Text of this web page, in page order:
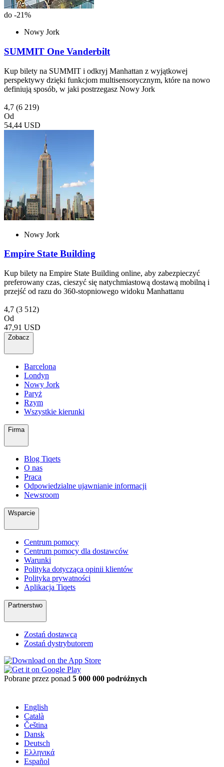
do -21%
Nowy Jork
SUMMIT One Vanderbilt
Kup bilety na SUMMIT i odkryj Manhattan z wyjątkowej
perspektywy dzięki funkcjom multisensorycznym, które na nowo
definiują sposób, w jaki postrzegasz Nowy Jork
4,7 (6 219)
Od
54,44 USD
Nowy Jork
Empire State Building
Kup bilety na Empire State Building online, aby zabezpieczyć
preferowany czas, cieszyć się natychmiastową dostawą mobilną i
przejść od razu do 360-stopniowego widoku Manhattanu
4,7 (3 512)
Od
47,91 USD
Zobacz
Barcelona
Londyn
Nowy Jork
Paryż
Rzym
Wszystkie kierunki
Firma
Blog Tiqets
O nas
Praca
Odpowiedzialne ujawnianie informacji
Newsroom
Wsparcie
Centrum pomocy
Centrum pomocy dla dostawców
Warunki
Polityka dotycząca opinii klientów
Polityka prywatności
Aplikacja Tiqets
Partnerstwo
Zostań dostawcą
Zostań dystrybutorem
Pobrane przez ponad 5 000 000 podróżnych
English
Català
Čeština
Dansk
Deutsch
Ελληνικά
Español